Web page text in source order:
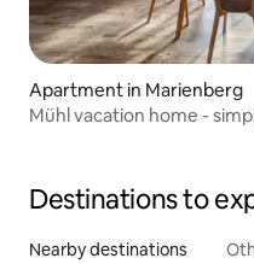
Apartment in Marienberg
Mühl vacation home -
Destinations to
Nearby destinations